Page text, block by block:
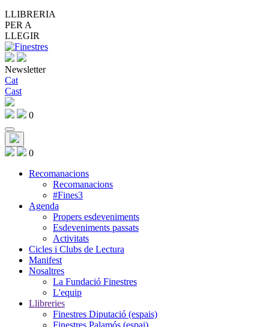
LLIBRERIA
PER A
LLEGIR
Newsletter
Cat
Cast
0
0
Recomanacions
Recomanacions
#Fines3
Agenda
Propers esdeveniments
Esdeveniments passats
Activitats
Cicles i Clubs de Lectura
Manifest
Nosaltres
La Fundació Finestres
L'equip
Llibreries
Finestres Diputació (espais)